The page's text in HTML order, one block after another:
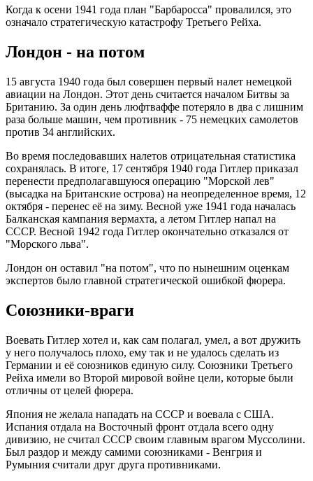
Когда к осени 1941 года план "Барбаросса" провалился, это
означало стратегическую катастрофу Третьего Рейха.
Лондон - на потом
15 августа 1940 года был совершен первый налет немецкой
авиации на Лондон. Этот день считается началом Битвы за
Британию. За один день люфтваффе потеряло в два с лишним
раза больше машин, чем противник - 75 немецких самолетов
против 34 английских.
Во время последовавших налетов отрицательная статистика
сохранялась. В итоге, 17 сентября 1940 года Гитлер приказал
перенести предполагавшуюся операцию "Морской лев"
(высадка на Британские острова) на неопределенное время, 12
октября - перенес её на зиму. Весной уже 1941 года началась
Балканская кампания вермахта, а летом Гитлер напал на
СССР. Весной 1942 года Гитлер окончательно отказался от
"Морского льва".
Лондон он оставил "на потом", что по нынешним оценкам
экспертов было главной стратегической ошибкой фюрера.
Союзники-враги
Воевать Гитлер хотел и, как сам полагал, умел, а вот дружить
у него получалось плохо, ему так и не удалось сделать из
Германии и её союзников единую силу. Союзники Третьего
Рейха имели во Второй мировой войне цели, которые были
отличны от целей фюрера.
Япония не желала нападать на СССР и воевала с США.
Испания отдала на Восточный фронт отдала всего одну
дивизию, не считал СССР своим главным врагом Муссолини.
Был раздор и между самими союзниками - Венгрия и
Румыния считали друг друга противниками.